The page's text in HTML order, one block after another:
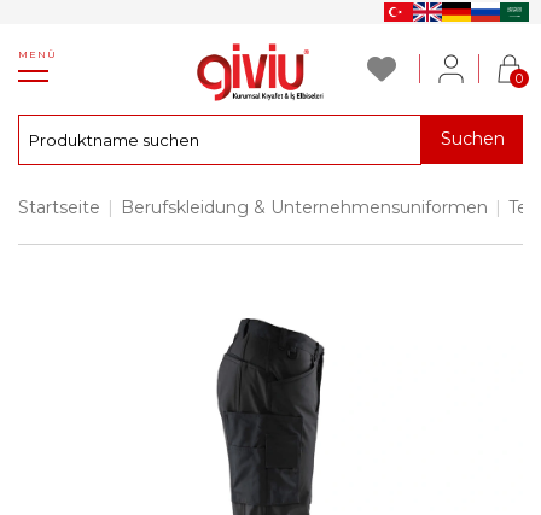
MENÜ
0
Suchen
Startseite | Berufskleidung & Unternehmensuniformen |